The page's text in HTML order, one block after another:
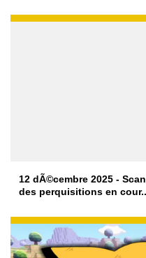
12 dÃ©cembre 2025 -
des perquisitions en